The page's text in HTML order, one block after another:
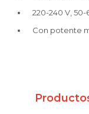
220-240 V, 50-
Con potente